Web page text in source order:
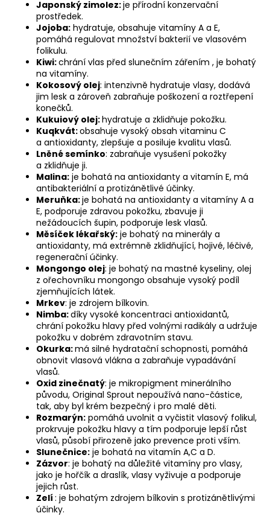
Japonský zimolez:je přírodní konzervační
prostředek.
Jojoba: hydratuje, obsahuje vitamíny A a E,
pomáhá regulovat množství bakterií ve vlasovém
folikulu.
Kiwi:chrání vlas před slunečním zářením , je bohatý
na vitamíny.
Kokosový olej: intenzivně hydratuje vlasy, dodává
jim lesk a zároveň zabraňuje poškození a roztřepení
konečků.
Kukuiový olej:hydratuje a zklidňuje pokožku.
Kuqkvát:obsahuje vysoký obsah vitaminu C
a antioxidanty, zlepšuje a posiluje kvalitu vlasů.
Lněné semínko: zabraňuje vysušení pokožky
a zklidňuje ji.
Malina: je bohatá na antioxidanty a vitamín E, má
antibakteriální a protizánětlivé účinky.
Meruňka:je bohatá na antioxidanty a vitamíny A a
E, podporuje zdravou pokožku, zbavuje ji
nežádoucích šupin, podporuje lesk vlasů.
Měsíček lékařský: je bohatý na minerály a
antioxidanty, má extrémně zklidňující, hojivé, léčivé,
regenerační účinky.
Mongongo olej: je bohatý na mastné kyseliny, olej
z ořechovníku mongongo obsahuje vysoký podíl
zjemňujících látek.
Mrkev: je zdrojem bílkovin.
Nimba:díky vysoké koncentraci antioxidantů,
chrání pokožku hlavy před volnými radikály a udržuje
pokožku v dobrém zdravotním stavu.
Okurka:má silné hydratační schopnosti, pomáhá
obnovit vlasová vlákna a zabraňuje vypadávání
vlasů.
Oxid zinečnatý: je mikropigment minerálního
původu, Original Sprout nepoužívá nano-částice,
tak, aby byl krém bezpečný i pro malé děti.
Rozmarýn: pomáhá uvolnit a vyčistit vlasový folikul,
prokrvuje pokožku hlavy a tím podporuje lepší růst
vlasů, působí přirozeně jako prevence proti vším.
Slunečnice: je bohatá na vitamín A,C a D.
Zázvor: je bohatý na důležité vitamíny pro vlasy,
jako je hořčík a draslík, vlasy vyživuje a podporuje
jejich růst.
Zelí : je bohatým zdrojem bílkovin s protizánětlivými
účinky.
ORIGINAL
SPROUT
TROPICKÝ
OLEJ
TAHITI